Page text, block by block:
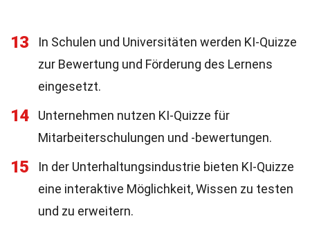
13
In Schulen und Universitäten werden KI-Quizze
zur Bewertung und Förderung des Lernens
eingesetzt.
14
Unternehmen nutzen KI-Quizze für
Mitarbeiterschulungen und -bewertungen.
15
In der Unterhaltungsindustrie bieten KI-Quizze
eine interaktive Möglichkeit, Wissen zu testen
und zu erweitern.